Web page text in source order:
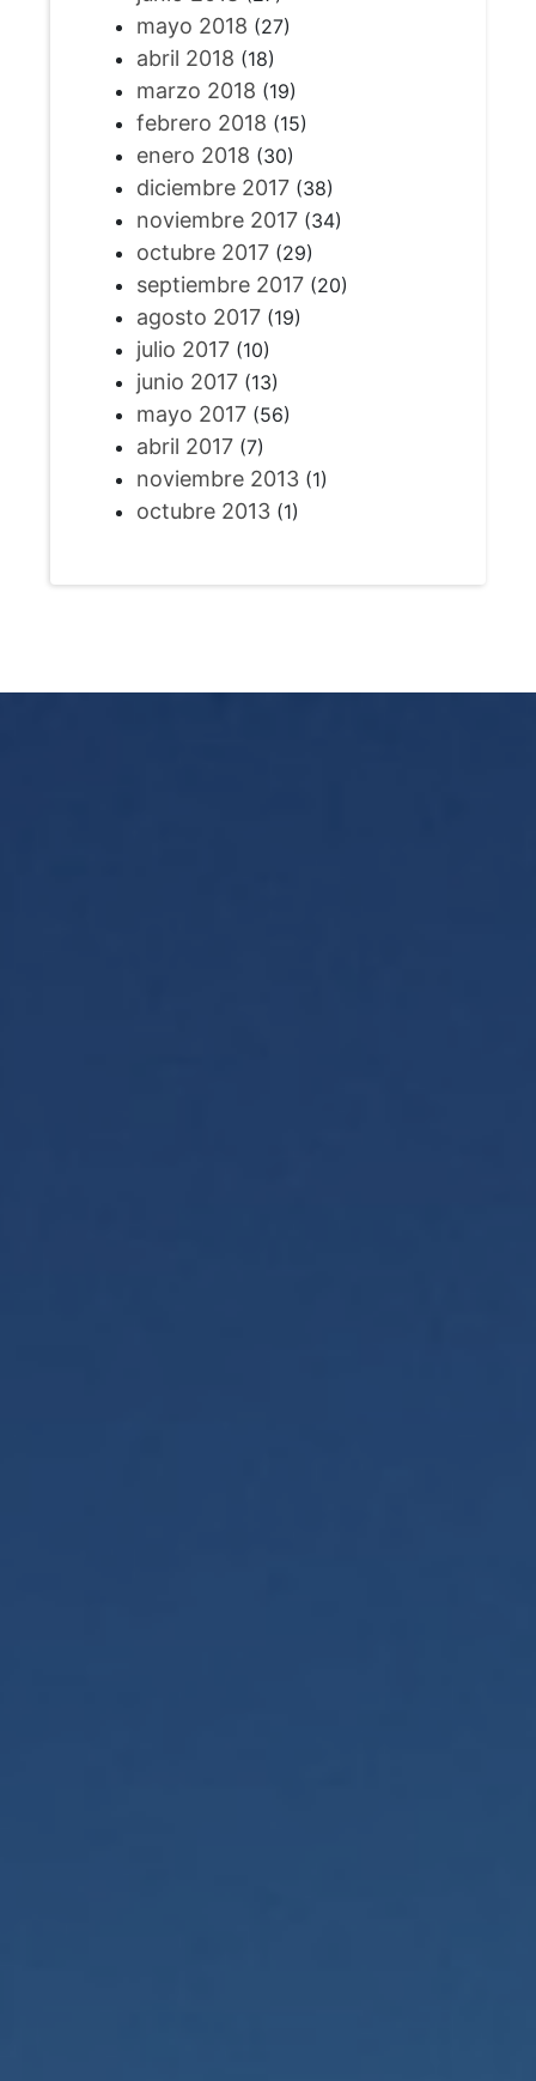
mayo 2018 (27)
abril 2018 (18)
marzo 2018 (19)
febrero 2018 (15)
enero 2018 (30)
diciembre 2017(38)
noviembre 2017(34)
octubre 2017(29)
septiembre 2017(20)
agosto 2017(19)
julio 2017(10)
junio 2017(13)
mayo 2017(56)
abril 2017(7)
noviembre 2013(1)
octubre 2013(1)